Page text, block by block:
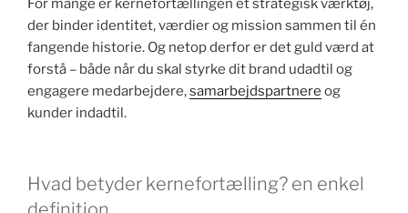
For mange er kernefortællingen et strategisk værktøj,
der binder identitet, værdier og mission sammen til én
fangende historie. Og netop derfor er det guld værd at
forstå – både når du skal styrke dit brand udadtil og
engagere medarbejdere,samarbejdspartnere og
kunder indadtil.
Hvad betyder kernefortælling? en enkel